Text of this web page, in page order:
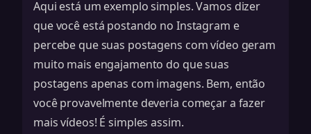
Aqui está um exemplo simples. Vamos dizer
que você está postando no Instagram e
percebe que suas postagens com vídeo geram
muito mais engajamento do que suas
postagens apenas com imagens. Bem, então
você provavelmente deveria começar a fazer
mais vídeos! É simples assim.